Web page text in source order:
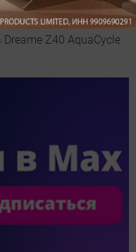
Z40 AquaCycle